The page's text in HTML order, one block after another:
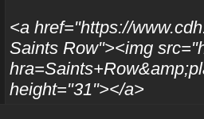
<a href="https://
Saints Row"><img
height="31"></a>